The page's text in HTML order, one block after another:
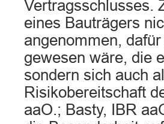
Vertragsschlusses.
eines Bauträgers
angenommen,
gewesen wäre, die
sondern sich auch
Risikobereitschaft
aaO.; Basty, IBR